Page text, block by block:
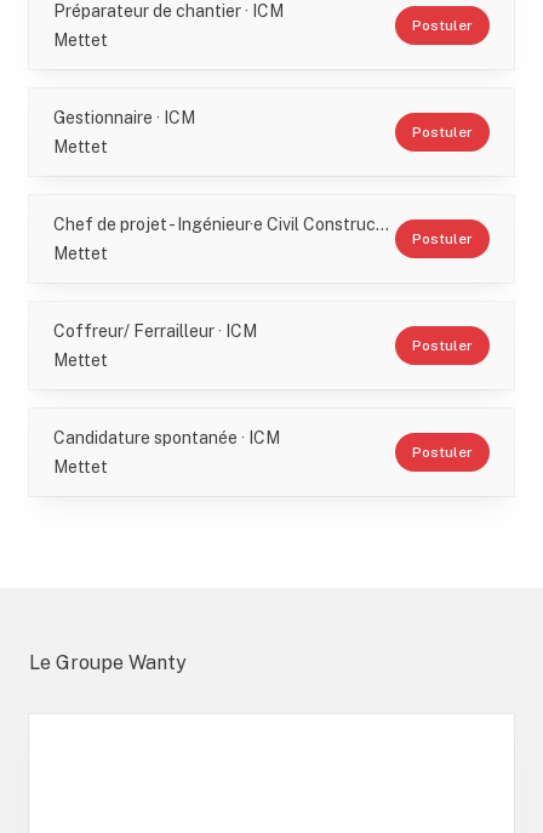
Préparateur de chantier · ICM
Mettet
Postuler
Gestionnaire · ICM
Mettet
Postuler
Chef de projet - Ingénieur·e Civil Construction · ICM
Mettet
Postuler
Coffreur/ Ferrailleur · ICM
Mettet
Postuler
Candidature spontanée · ICM
Mettet
Postuler
Le Groupe Wanty